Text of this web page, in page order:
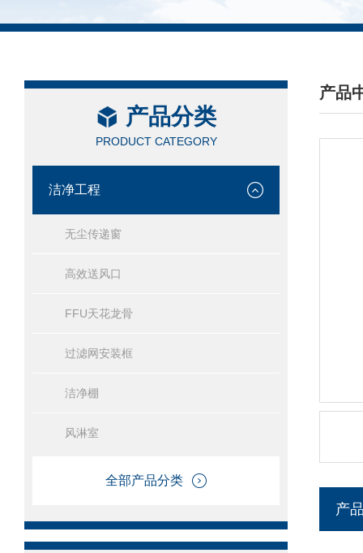
产品分类
PRODUCT CATEGORY
洁净工程
无尘传递窗
高效送风口
FFU天花龙骨
过滤网安装框
洁净棚
风淋室
全部产品分类
产品
/
产